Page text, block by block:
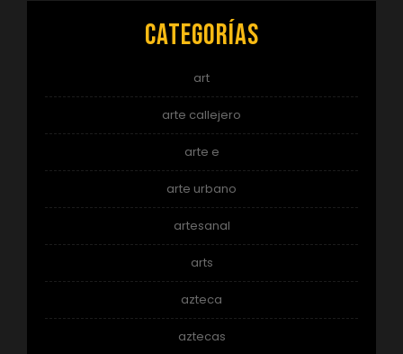
Categorías
art
arte callejero
arte e
arte urbano
artesanal
arts
azteca
aztecas